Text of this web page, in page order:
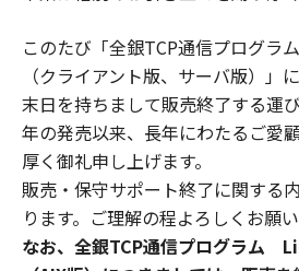
このたび「全銀TCP通信プログ
（クライアント版、サーバ版）」
末日を持ちまして販売終了する運
年の発売以来、長年にわたるご愛
厚く御礼申し上げます。
販売・保守サポート終了に関する
ります。ご理解の程よろしくお願い
なお、全銀TCP通信プログラム